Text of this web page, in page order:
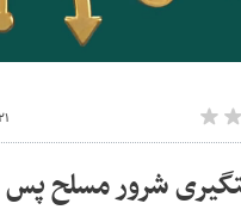
۲۱ اردیبهشت
شرور مسلح پس